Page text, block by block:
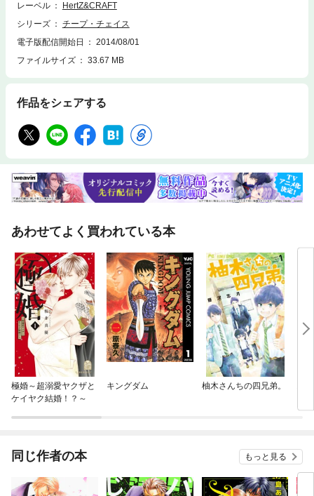
レーベル
HertZ&CRAFT
シリーズ
チープ・チェイス
電子版配信開始日
2014/08/01
ファイルサイズ
33.67 MB
作品をシェアする
あわせてよく買われている本
極婚～超溺愛ヤクザと
ケイヤク結婚！？～
キングダム 柚木さんちの四兄弟。
同じ作者の本 もっと見る